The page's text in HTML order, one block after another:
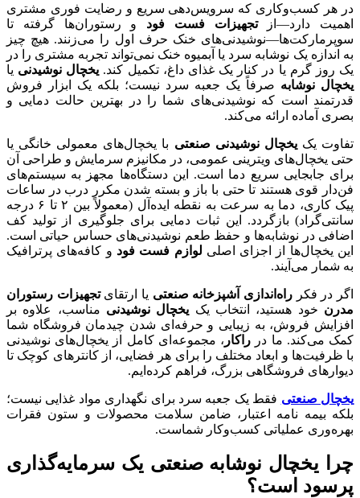
در هر کسب‌وکاری که سرویس‌دهی سریع و رضایت فوری مشتری
اهمیت دارد—ازتجهیزات فست فود و رستوران‌ها گرفته تا
سوپرمارکت‌ها—نوشیدنی‌های خنک حرف اول را می‌زنند. هیچ چیز
به اندازه یک نوشابه سرد یا آبمیوه خنک نمی‌تواند تجربه مشتری را در
یک روز گرم یا در کنار یک غذای داغ، تکمیل کند. یخچال نوشیدنی یا
یخچال نوشابه صرفاً یک جعبه سرد نیست؛ بلکه یک ابزار فروش
قدرتمند است که نوشیدنی‌های شما را در بهترین حالت دمایی و
بصری آماده ارائه می‌کند.
تفاوت یکیخچال نوشیدنی صنعتی با یخچال‌های معمولی خانگی یا
حتی یخچال‌های ویترینی عمومی، در مکانیزم سرمایش و طراحی آن
برای جابجایی سریع دما است. این دستگاه‌ها مجهز به سیستم‌های
فن‌دار قوی هستند تا حتی با باز و بسته شدن مکرر درب در ساعات
پیک کاری، دما به سرعت به نقطه ایده‌آل (معمولاً بین ۲ تا ۶ درجه
سانتی‌گراد) بازگردد. این ثبات دمایی برای جلوگیری از تولید کف
اضافی در نوشابه‌ها و حفظ طعم نوشیدنی‌های حساس حیاتی است.
این یخچال‌ها از اجزای اصلی لوازم فست فود و کافه‌های پرترافیک
به شمار می‌آیند.
اگر در فکر راه‌اندازی آشپزخانه صنعتی یا ارتقایتجهیزات رستوران
مدرن خود هستید، انتخاب یک یخچال نوشیدنی مناسب، علاوه بر
افزایش فروش، به زیبایی و حرفه‌ای شدن چیدمان فروشگاه شما
کمک می‌کند. ما در راکار ، مجموعه‌ای کامل از یخچال‌های نوشیدنی
با ظرفیت‌ها و ابعاد مختلف را برای هر فضایی، از کانترهای کوچک تا
دیوارهای فروشگاهی بزرگ، فراهم کرده‌ایم.
یخچال صنعتی فقط یک جعبه سرد برای نگهداری مواد غذایی نیست؛
بلکه بیمه نامه اعتبار، ضامن سلامت محصولات و ستون فقرات
بهره‌وری عملیاتی کسب‌وکار شماست.
چرا یخچال نوشابه صنعتی یک سرمایه‌گذاری
پرسود است؟